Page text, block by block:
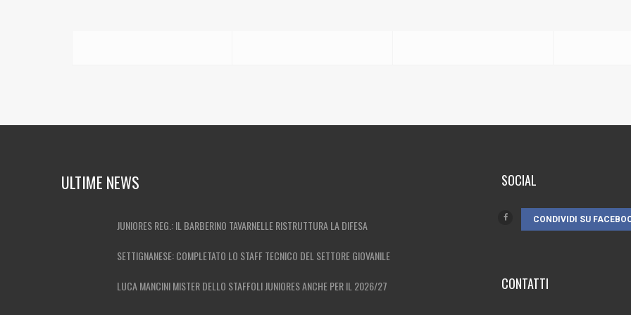
ULTIME NEWS
JUNIORES REG.: IL BARBERINO TAVARNELLE RISTRUTTURA LA DIFESA
SETTIGNANESE: COMPLETATO LO STAFF TECNICO DEL SETTORE GIOVANILE
LUCA MANCINI MISTER DELLO STAFFOLI JUNIORES ANCHE PER IL 2026/27
SOCIAL
CONDIVIDI SU
CONTATTI